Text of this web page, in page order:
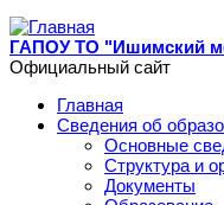
Перейти к основному
ГАПОУ ТО "Ишимский
Официальный сайт
Главная
Сведения об
Основные
Структура и
Документы